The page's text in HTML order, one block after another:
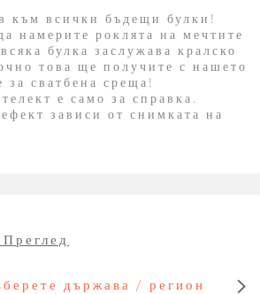
към всички бъдещи булки!
намерите роклята на мечтите
булка заслужава кралско
това ще получите с нашето
сватбена среща!
е само за справка.
зависи от снимката на
държава / регион